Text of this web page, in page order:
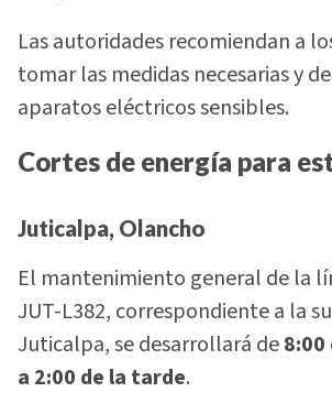
Las autoridades recomiendan a
tomar las medidas necesarias y
aparatos eléctricos sensibles.
Cortes de energía para
Juticalpa, Olancho
El mantenimiento general de la
JUT-L382, correspondiente a la
Juticalpa, se desarrollará de8:00
a 2:00 de la tarde.